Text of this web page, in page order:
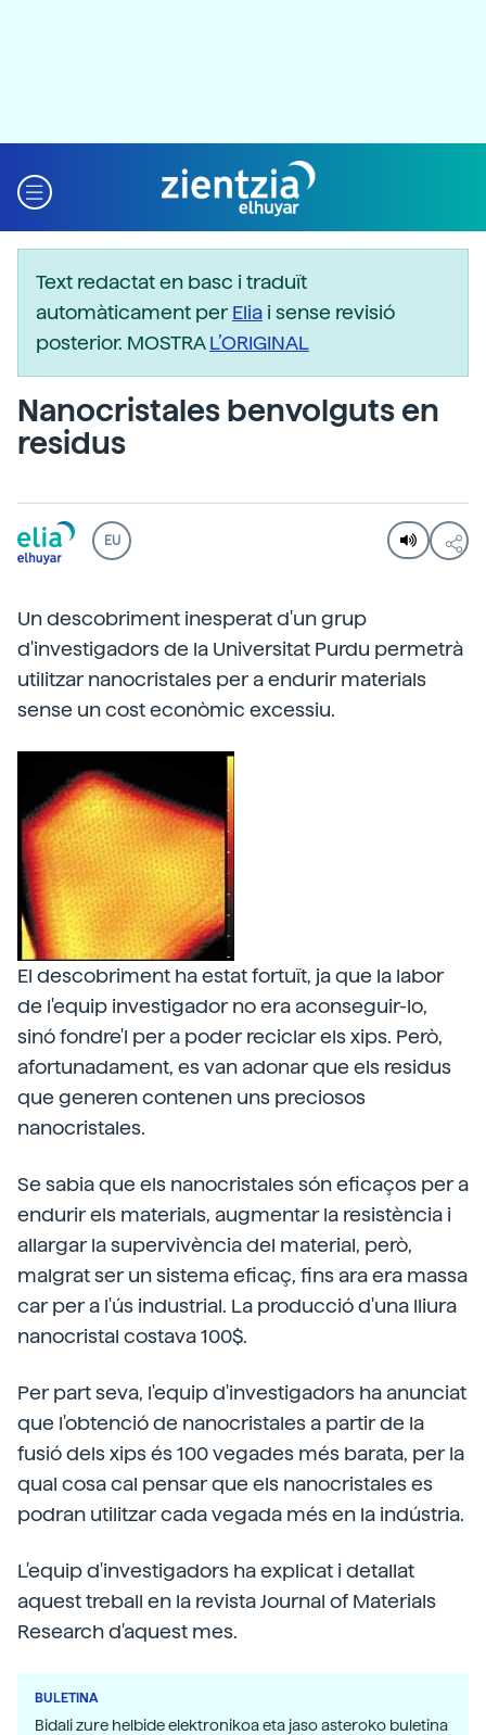
Text redactat en basc i traduït
automàticament perElia i sense revisió
posterior. MOSTRAL’ORIGINAL
Nanocristales benvolguts en
residus
EU
Un descobriment inesperat d'un grup
d'investigadors de la Universitat Purdu permetrà
utilitzar nanocristales per a endurir materials
sense un cost econòmic excessiu.
El descobriment ha estat fortuït, ja que la labor
de l'equip investigador no era aconseguir-lo,
sinó fondre'l per a poder reciclar els xips. Però,
afortunadament, es van adonar que els residus
que generen contenen uns preciosos
nanocristales.
Se sabia que els nanocristales són eficaços per a
endurir els materials, augmentar la resistència i
allargar la supervivència del material, però,
malgrat ser un sistema eficaç, fins ara era massa
car per a l'ús industrial. La producció d'una lliura
nanocristal costava 100$.
Per part seva, l'equip d'investigadors ha anunciat
que l'obtenció de nanocristales a partir de la
fusió dels xips és 100 vegades més barata, per la
qual cosa cal pensar que els nanocristales es
podran utilitzar cada vegada més en la indústria.
L'equip d'investigadors ha explicat i detallat
aquest treball en la revista Journal of Materials
Research d'aquest mes.
BULETINA
Bidali zure helbide elektronikoa eta jaso asteroko buletina